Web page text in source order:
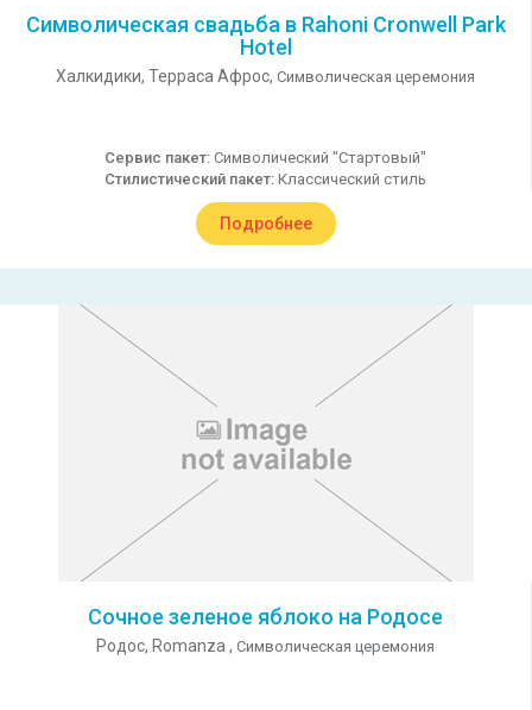
Символическая свадьба в Rahoni Cronwell Park
Hotel
Халкидики, Терраса Афрос, Символическая церемония
Сервис пакет: Символический "Стартовый"
Стилистический пакет: Классический стиль
Подробнее
Сочное зеленое яблоко на Родосе
Родос, Romanza , Символическая церемония